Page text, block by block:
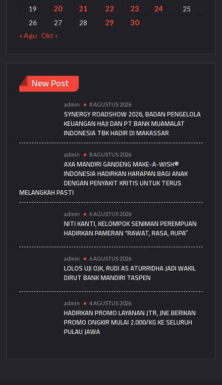
19
20 21 22 23 24
25
26
27 28 29 30
« Agu Okt »
New Post
admin 8 AGUSTUS 2026
SYNERGY ROADSHOW 2026, BADAN PENGELOLA
KEUANGAN HAJI DAN PT BANK MUAMALAT
INDONESIA TBK HADIR DI MAKASSAR
admin 8 AGUSTUS 2026
AXA MANDIRI GANDENG MAKE-A-WISH®
INDONESIA HADIRKAN HARAPAN BAGI ANAK
DENGAN PENYAKIT KRITIS UNTUK TERUS
MELANGKAH PASTI
admin 6 AGUSTUS 2026
NITI KANTI, KELOMPOK SENIMAN PEREMPUAN
HADIRKAN PAMERAN “RAWAT, RASA, RUPA”
admin 6 AGUSTUS 2026
LOLOS UJI OJK, RUDI AS ATURRIDHA JADI WAKIL
DIRUT BANK MANDIRI TASPEN
admin 4 AGUSTUS 2026
HADIRKAN PROMO LAYANAN JTR, JNE BERIKAN
PROMO ONGKIR MULAI 2.000/KG KE SELURUH
PULAU JAWA